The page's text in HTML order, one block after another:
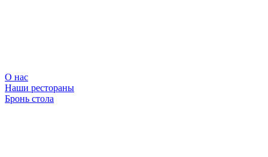
О нас
Наши рестораны
Бронь стола